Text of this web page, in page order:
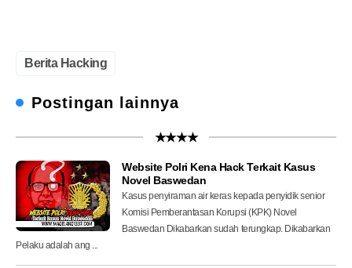
Berita Hacking
Postingan lainnya
★★★★
Website Polri Kena Hack Terkait Kasus
Novel Baswedan
Kasus penyiraman air keras kepada penyidik senior
Komisi Pemberantasan Korupsi (KPK) Novel
Baswedan Dikabarkan sudah terungkap. Dikabarkan
Pelaku adalah ang ...